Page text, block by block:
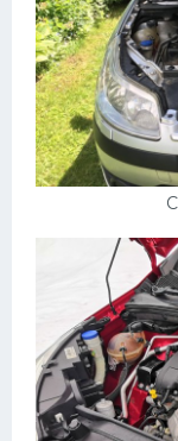
Мазда
Самокаты
Велосипеды
Рено
Прогулочные
Хендай
Лимузины
Камаз
Автобусы
Хонда